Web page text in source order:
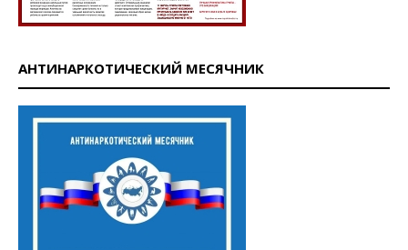
АНТИНАРКОТИЧЕСКИЙ МЕСЯЧНИК